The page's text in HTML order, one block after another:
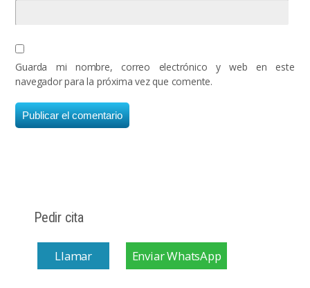
Guarda mi nombre, correo electrónico y web en este
navegador para la próxima vez que comente.
Pedir cita
Llamar Enviar WhatsApp